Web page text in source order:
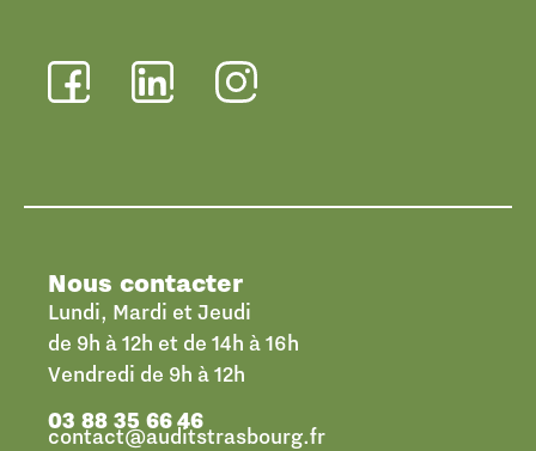
Nous contacter
Lundi, Mardi et Jeudi
de 9h à 12h et de 14h à 16h
Vendredi de 9h à 12h
03 88 35 66 46
contact@auditstrasbourg.fr